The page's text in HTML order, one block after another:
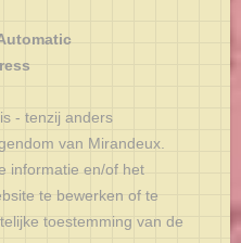
- tenzij anders
van Mirandeux.
informatie en/of het
te bewerken of te
toestemming van de